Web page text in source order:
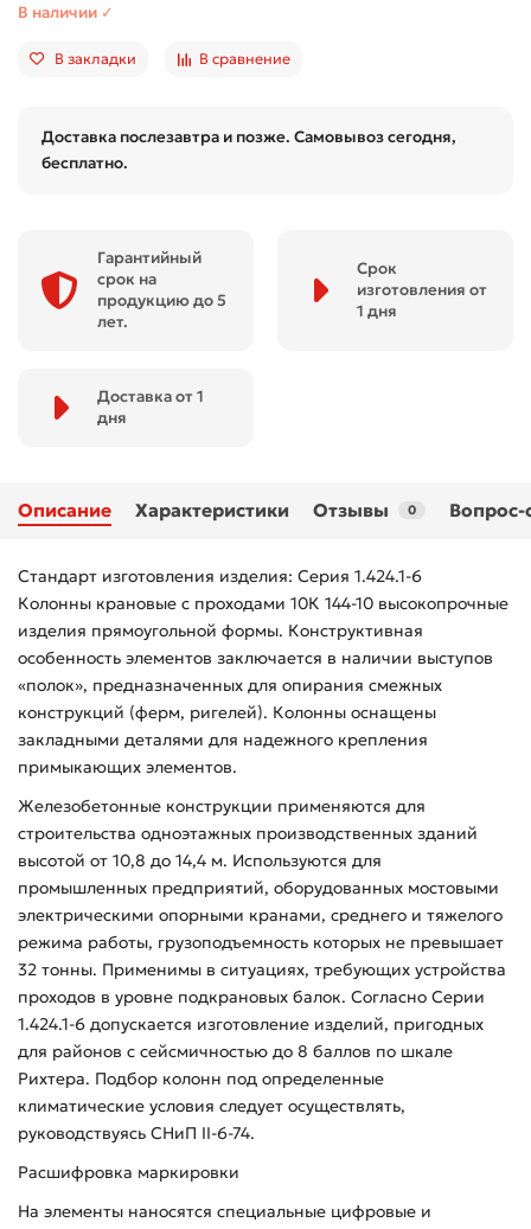
В наличии ✓
В закладки В сравнение
Доставка послезавтра и позже. Самовывоз сегодня,
бесплатно.
Гарантийный
срок на
продукцию до 5
лет.
Срок
изготовления от
1 дня
Доставка от 1
дня
Описание Характеристики Отзывы 0 Вопрос-
Стандарт изготовления изделия: Серия 1.424.1-6
Колонны крановые с проходами 10К 144-10 высокопрочные
изделия прямоугольной формы. Конструктивная
особенность элементов заключается в наличии выступов
«полок», предназначенных для опирания смежных
конструкций (ферм, ригелей). Колонны оснащены
закладными деталями для надежного крепления
примыкающих элементов.
Железобетонные конструкции применяются для
строительства одноэтажных производственных зданий
высотой от 10,8 до 14,4 м. Используются для
промышленных предприятий, оборудованных мостовыми
электрическими опорными кранами, среднего и тяжелого
режима работы, грузоподъемность которых не превышает
32 тонны. Применимы в ситуациях, требующих устройства
проходов в уровне подкрановых балок. Согласно Серии
1.424.1-6 допускается изготовление изделий, пригодных
для районов с сейсмичностью до 8 баллов по шкале
Рихтера. Подбор колонн под определенные
климатические условия следует осуществлять,
руководствуясь СНиП II-6-74.
Расшифровка маркировки
На элементы наносятся специальные цифровые и